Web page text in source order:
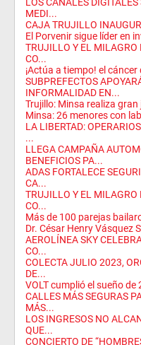
MEDI...
CAJA TRUJILLO
El Porvenir sigue líder en
TRUJILLO Y EL MILAGRO
CO...
¡Actúa a tiempo! el
SUBPREFECTOS
INFORMALIDAD EN...
Trujillo: Minsa realiza
Minsa: 26 menores con
LA LIBERTAD:
...
LLEGA CAMPAÑA
BENEFICIOS PA...
ADAS FORTALECE
CA...
TRUJILLO Y EL MILAGRO
CO...
Más de 100 parejas
Dr. César Henry Vásquez
AEROLÍNEA SKY
CO...
COLECTA JULIO 2023,
DE...
VOLT cumplió el sueño de
CALLES MÁS SEGURAS
MÁS...
LOS INGRESOS NO
QUE...
CONCIERTO DE